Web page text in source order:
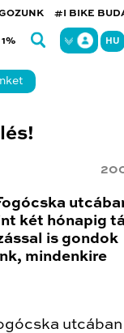
#I BIKE
HU
két hónapig
is gondok
mindenkire
utcában